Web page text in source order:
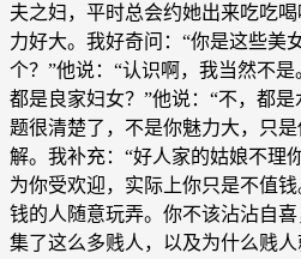
夫之妇，平时总会约她出来吃吃
力好大。我好奇问：“你是这些美
个？”他说：“认识啊，我当然不
都是良家妇女？”他说：“不，都
题很清楚了，不是你魅力大，只
解。我补充：“好人家的姑娘不理
为你受欢迎，实际上你只是不值
钱的人随意玩弄。你不该沾沾自
集了这么多贱人，以及为什么贱